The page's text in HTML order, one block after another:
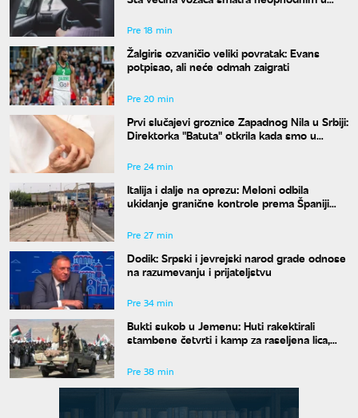
Pre 18 min
Žalgiris ozvaničio veliki povratak: Evans
potpisao, ali neće odmah zaigrati
Pre 20 min
Prvi slučajevi groznice Zapadnog Nila u Srbiji:
Direktorka "Batuta" otkrila kada smo u
Pre 24 min
Italija i dalje na oprezu: Meloni odbila
ukidanje granične kontrole prema Španiji
Pre 27 min
Dodik: Srpski i jevrejski narod grade odnose
na razumevanju i prijateljstvu
Pre 34 min
Bukti sukob u Jemenu: Huti rakektirali
stambene četvrti i kamp za raseljena lica,
Pre 38 min